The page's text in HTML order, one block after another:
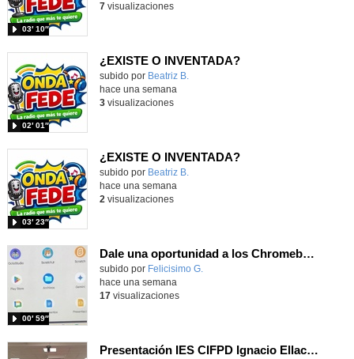
03′ 10″
7visualizaciones
¿EXISTE O INVENTADA?
Contenido educativo.
subido por Beatriz B.
02′ 01″
hace una semana
3visualizaciones
¿EXISTE O INVENTADA?
Contenido educativo.
subido por Beatriz B.
03′ 23″
hace una semana
2 visualizaciones
Dale una oportunidad a los Chromebooks y utiliza un proyector para realizar talleres si no tienes pantallas táctiles
Contenido educativo.
subido por Felicisimo G.
00′ 59″
hace una semana
17visualizaciones
Presentación IES CIFPD Ignacio Ellacuría